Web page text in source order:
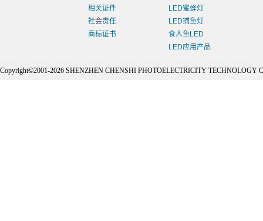
相关证件
社会责任
商标证书
LED蜜蜂灯
LED捕鱼灯
食人鱼LED
LED应用产品
Copyright©2001-2026 SHENZHEN CHENSHI PHOTOELECTRICITY TECHNOLOGY